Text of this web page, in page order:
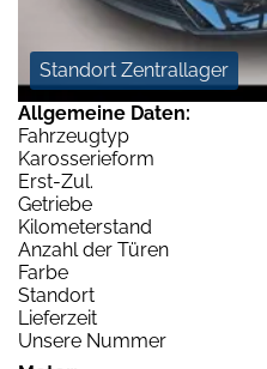
Standort Zentrallager
Allgemeine Daten:
Fahrzeugtyp
Karosserieform
Erst-Zul.
Getriebe
Kilometerstand
Anzahl der Türen
Farbe
Standort
Lieferzeit
Unsere Nummer